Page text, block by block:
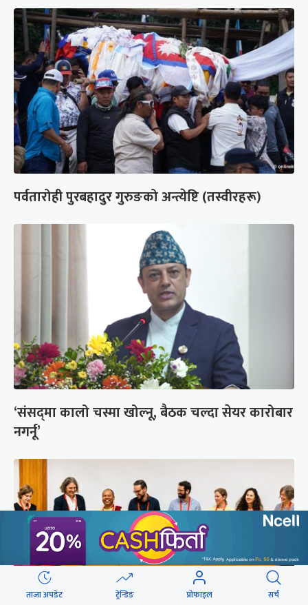
पर्वतारोही पुरबहादुर गुरुङको अन्त्येष्टि (तस्वीरहरू)
‘संसद्‍मा कालो चस्मा खोल्नू, बैठक चल्दा सेयर कारोबार
नगर्नू’
ताजा अपडेट ट्रेन्डिङ प्रोफाइल सर्च